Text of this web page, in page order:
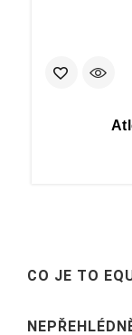
CO JE TO